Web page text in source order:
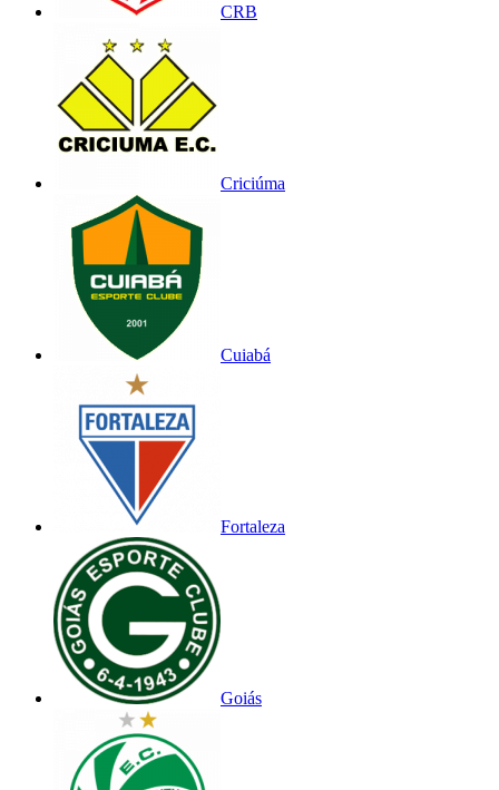
CRB
Criciúma
Cuiabá
Fortaleza
Goiás